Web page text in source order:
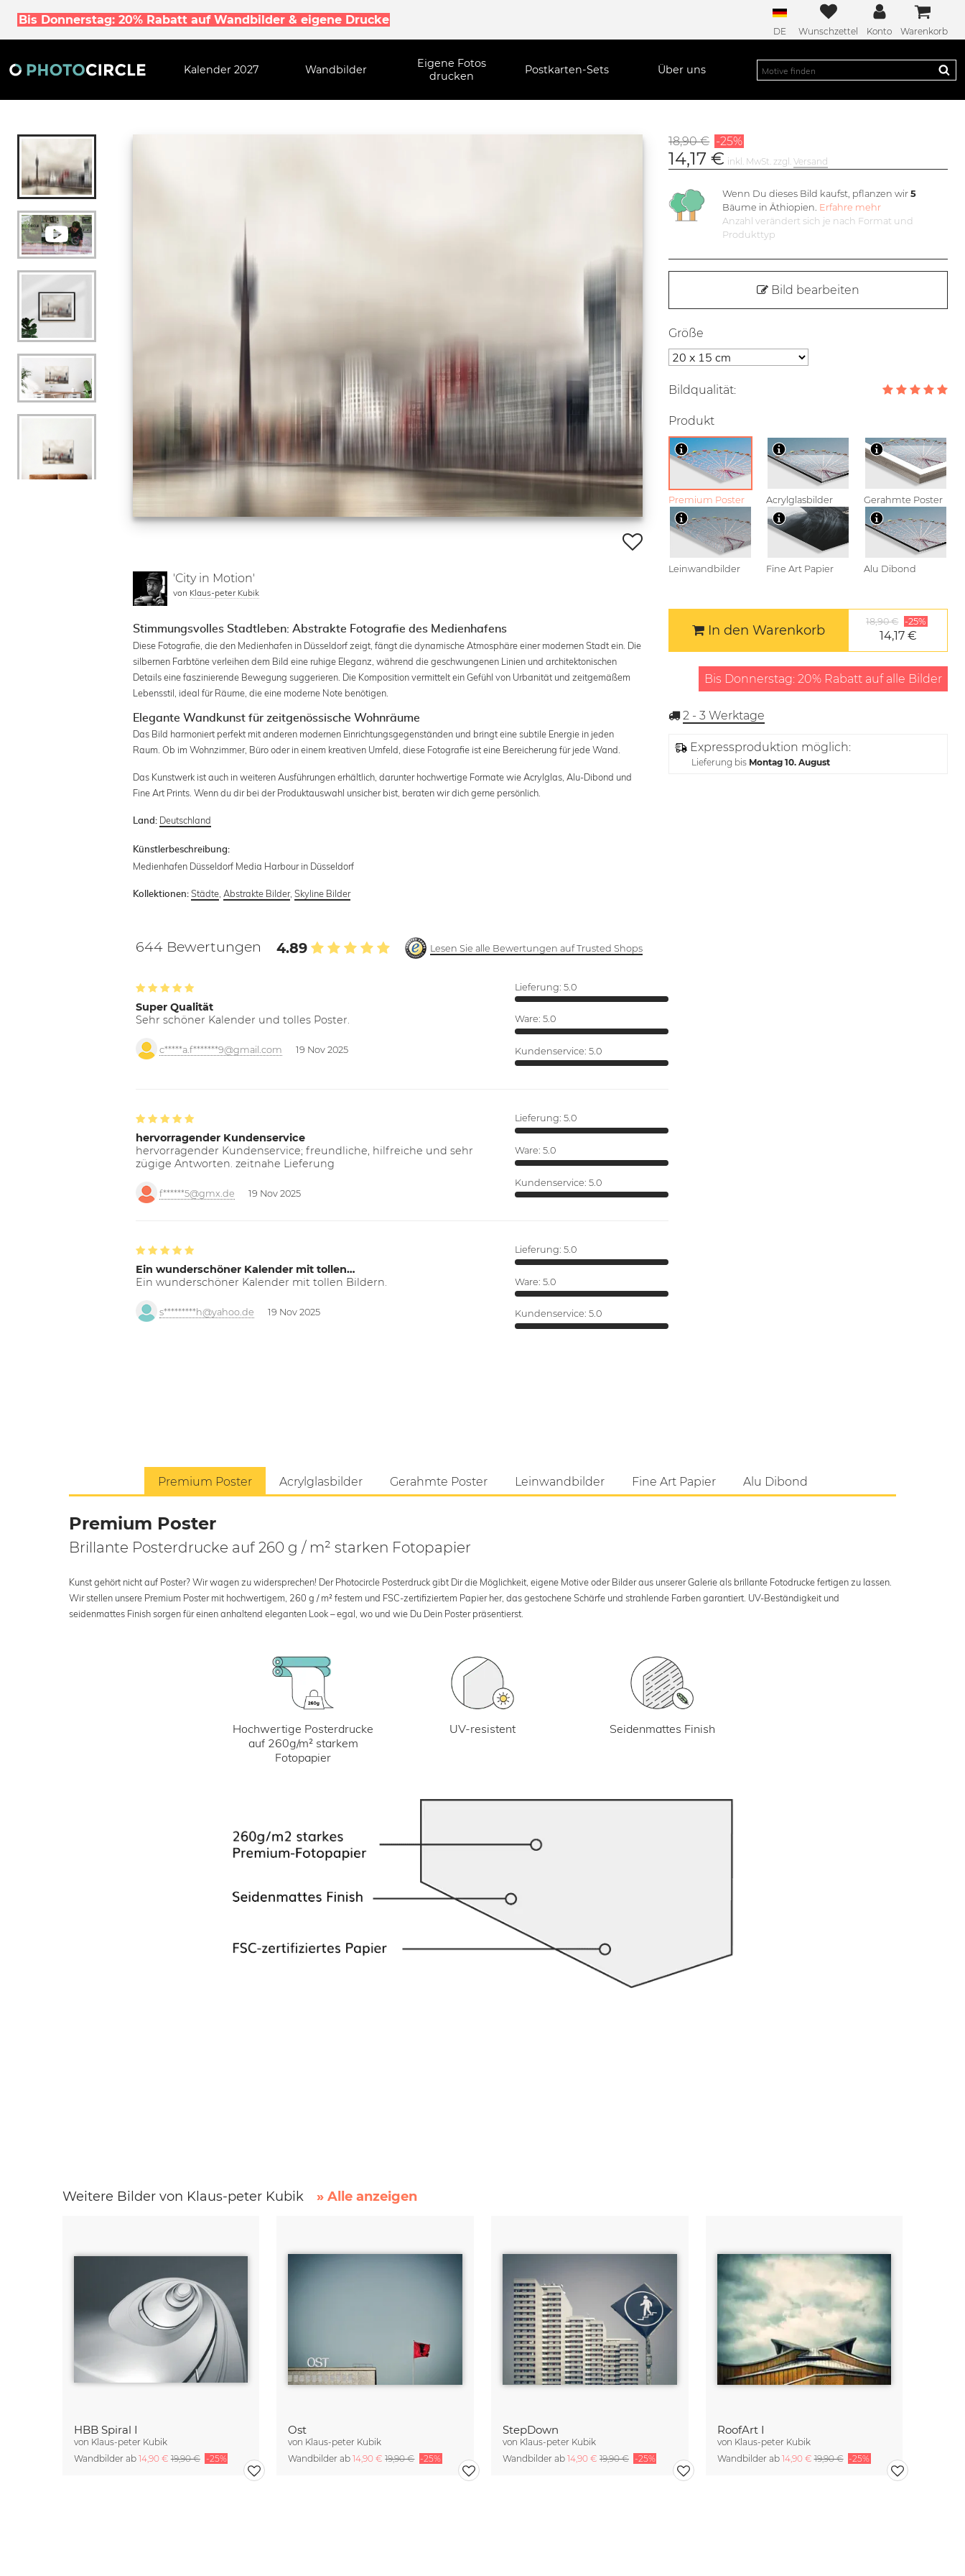
Bis Donnerstag: 20% Rabatt auf Wandbilder & eigene Drucke
DE Wunschzettel Konto Warenkorb
Kalender 2027 Wandbilder
Eigene Fotos
drucken
Postkarten-Sets Über uns
'City in Motion'
von Klaus-peter Kubik
Stimmungsvolles Stadtleben: Abstrakte Fotografie des Medienhafens
Diese Fotografie, die den Medienhafen in Düsseldorf zeigt, fängt die dynamische Atmosphäre einer modernen Stadt ein. Die
silbernen Farbtöne verleihen dem Bild eine ruhige Eleganz, während die geschwungenen Linien und architektonischen
Details eine faszinierende Bewegung suggerieren. Die Komposition vermittelt ein Gefühl von Urbanität und zeitgemäßem
Lebensstil, ideal für Räume, die eine moderne Note benötigen.
Elegante Wandkunst für zeitgenössische Wohnräume
Das Bild harmoniert perfekt mit anderen modernen Einrichtungsgegenständen und bringt eine subtile Energie in jeden
Raum. Ob im Wohnzimmer, Büro oder in einem kreativen Umfeld, diese Fotografie ist eine Bereicherung für jede Wand.
Das Kunstwerk ist auch in weiteren Ausführungen erhältlich, darunter hochwertige Formate wie Acrylglas, Alu-Dibond und
Fine Art Prints. Wenn du dir bei der Produktauswahl unsicher bist, beraten wir dich gerne persönlich.
Land: Deutschland
Künstlerbeschreibung:
Medienhafen Düsseldorf Media Harbour in Düsseldorf
Kollektionen: Städte Abstrakte Bilder,Skyline Bilder
644 Bewertungen 4.89 Lesen Sie alle Bewertungen auf Trusted Shops
Super Qualität
Sehr schöner Kalender und tolles Poster.
c*****a.f*******9@gmail.com 19 Nov 2025
Lieferung: 5.0
Ware: 5.0
Kundenservice: 5.0
hervorragender Kundenservice
hervorragender Kundenservice; freundliche, hilfreiche und sehr
zügige Antworten. zeitnahe Lieferung
f******5@gmx.de 19 Nov 2025
Lieferung: 5.0
Ware: 5.0
Kundenservice: 5.0
Ein wunderschöner Kalender mit tollen…
Ein wunderschöner Kalender mit tollen Bildern.
s*********h@yahoo.de 19 Nov 2025
Lieferung: 5.0
Ware: 5.0
Kundenservice: 5.0
18,90 € -25%
14,17 € inkl. MwSt. zzgl.Versand
Wenn Du dieses Bild kaufst, pflanzen wir5
Bäume in Äthiopien. Erfahre mehr
Anzahl verändert sich je nach Format und
Produkttyp
Bild bearbeiten
Größe
Bildqualität:
Produkt
Premium Poster Acrylglasbilder Gerahmte Poster
Leinwandbilder Fine Art Papier Alu Dibond
In den Warenkorb
18,90 € -25%
14,17 €
Bis Donnerstag: 20% Rabatt auf alle Bilder
2 - 3 Werktage
Expressproduktion möglich:
Lieferung bis Montag 10. August
Premium Poster Acrylglasbilder Gerahmte Poster Leinwandbilder Fine Art Papier Alu Dibond
Premium Poster
Brillante Posterdrucke auf 260 g / m² starken Fotopapier
Kunst gehört nicht auf Poster? Wir wagen zu widersprechen! Der Photocircle Posterdruck gibt Dir die Möglichkeit, eigene Motive oder Bilder aus unserer Galerie als brillante Fotodrucke fertigen zu lassen.
Wir stellen unsere Premium Poster mit hochwertigem, 260 g / m² festem und FSC-zertifiziertem Papier her, das gestochene Schärfe und strahlende Farben garantiert. UV-Beständigkeit und
seidenmattes Finish sorgen für einen anhaltend eleganten Look – egal, wo und wie Du Dein Poster präsentierst.
Hochwertige Posterdrucke
auf 260g/m² starkem
Fotopapier
UV-resistent Seidenmattes Finish
Weitere Bilder von Klaus-peter Kubik » Alle anzeigen
HBB Spiral I
von Klaus-peter Kubik
Wandbilder ab 14,90 €19,90 € -25%
Ost
von Klaus-peter Kubik
Wandbilder ab14,90 €19,90 € -25%
StepDown
von Klaus-peter Kubik
Wandbilder ab 14,90 € 19,90 € -25%
RoofArt I
von Klaus-peter Kubik
Wandbilder ab 14,90 €19,90 € -25%